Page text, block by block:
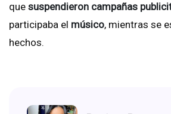
que suspendieron campañas
participaba el músico, mientras se
hechos.